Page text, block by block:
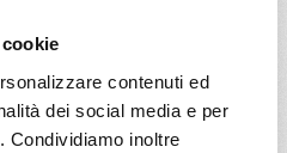
contenuti ed
dei social media e per
Condividiamo inoltre
con la scelta della migliore
2025 con Costa e Mc